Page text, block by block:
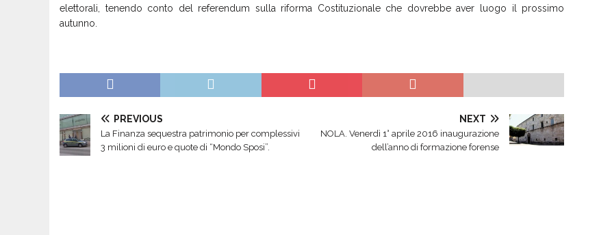
elettorali, tenendo conto del referendum sulla riforma Costituzionale che dovrebbe aver luogo il prossimo
autunno.
PREVIOUS
La Finanza sequestra patrimonio per complessivi
3 milioni di euro e quote di “Mondo Sposi”.
NEXT
NOLA. Venerdì 1° aprile 2016 inaugurazione
dell’anno di formazione forense